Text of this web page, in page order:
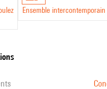
Ensemble intercontemporain